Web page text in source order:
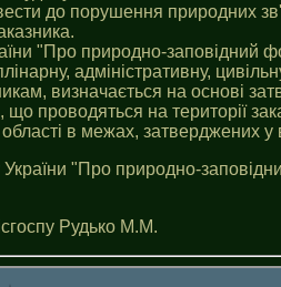
до порушення природних
"Про природно-заповідний
адміністративну,
визначається на основі
проводяться на території
в межах, затверджених
"Про природно-
Рудько М.М.